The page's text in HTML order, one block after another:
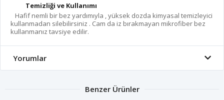
Temizliği ve Kullanımı
Hafif nemli bir bez yardımıyla , yüksek dozda kimyasal temizleyici
kullanmadan silebilirsiniz . Cam da iz bırakmayan mikrofiber bez
kullanmanız tavsiye edilir.
Yorumlar
Benzer Ürünler